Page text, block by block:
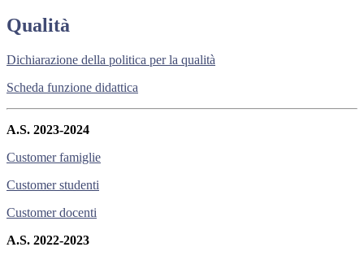
Qualità
Dichiarazione della politica per la qualità
Scheda funzione didattica
A.S. 2023-2024
Customer famiglie
Customer studenti
Customer docenti
A.S. 2022-2023